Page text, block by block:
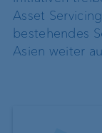
Asset
bestehendes
Asien weiter